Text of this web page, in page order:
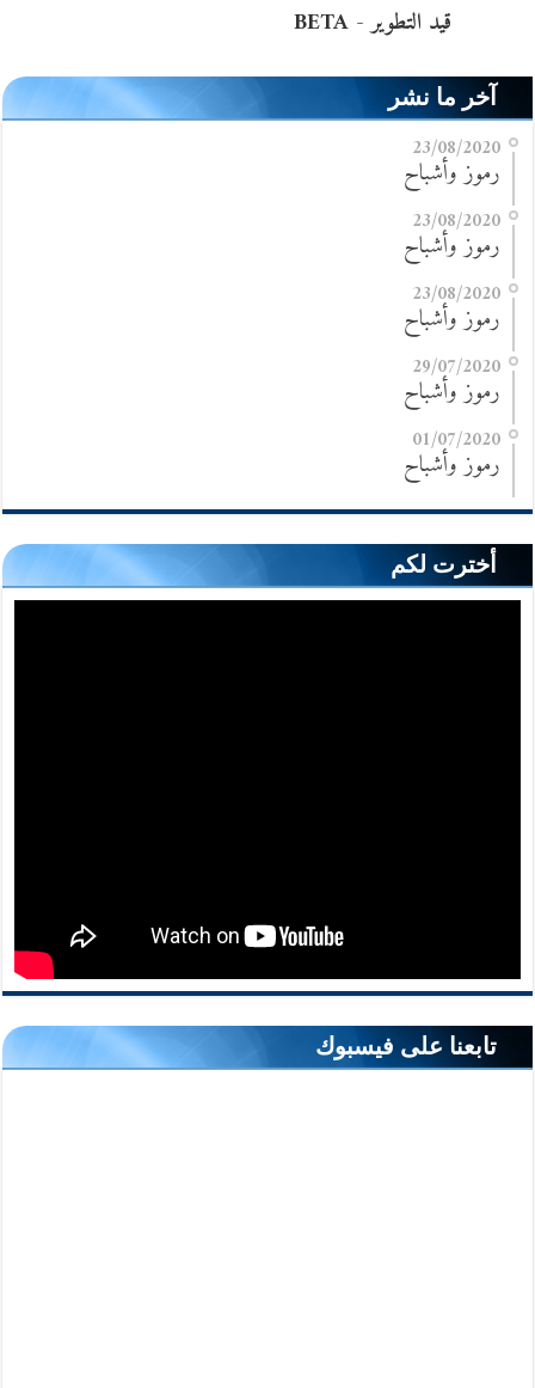
آخر ما نشر
23/08/2020
رموز وأشباح
23/08/2020
رموز وأشباح
23/08/2020
رموز وأشباح
29/07/2020
رموز وأشباح
01/07/2020
رموز وأشباح
أخترت لكم
تابعنا على فيسبوك